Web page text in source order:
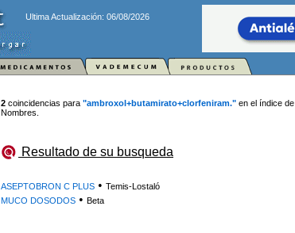
Ultima Actualización: 06/08/2026
2 coincidencias para "ambroxol+butamirato+clorfeniram." en el índice de
Nombres.
Resultado de su busqueda
ASEPTOBRON C PLUS • Temis-Lostaló
MUCO DOSODOS • Beta